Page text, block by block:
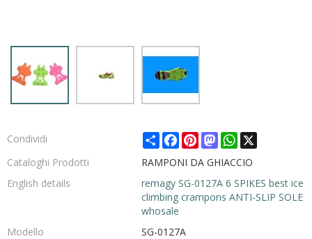
Condividi ShareFacebook
PinterestMastodonWhatsApp
X
Cataloghi Prodotti
RAMPONI DA GHIACCIO
English details
remagy SG-0127A 6 SPIKES best ice
climbing crampons ANTI-SLIP SOLE
whosale
Modello
SG-0127A